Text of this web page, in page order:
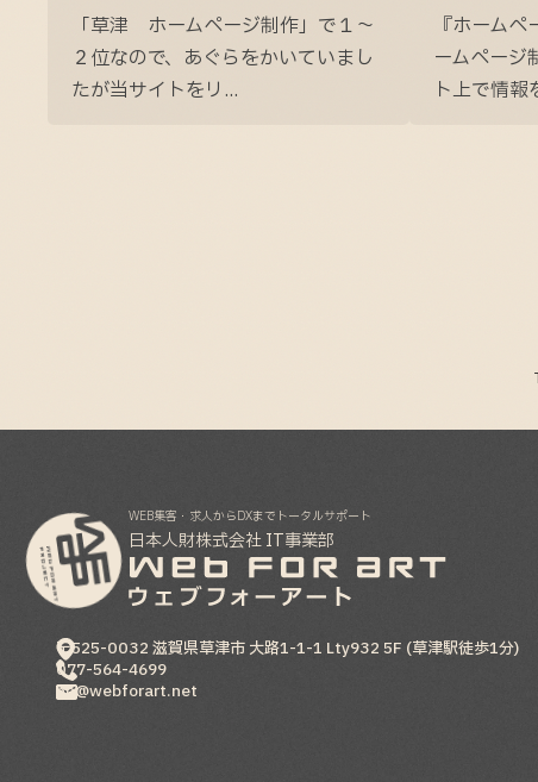
「草津 ホームページ制作」で１～
２位なので、あぐらをかいていまし
たが当サイトをリ...
『ホーム
ームページ
ト上で情報
WEB集客・求人からDXまでトータルサポート
日本人財株式会社 IT事業部
〒525-0032 滋賀県草津市 大路1-1-1 Lty932 5F (草津駅徒歩1分)
077-564-4699
hp@webforart.net